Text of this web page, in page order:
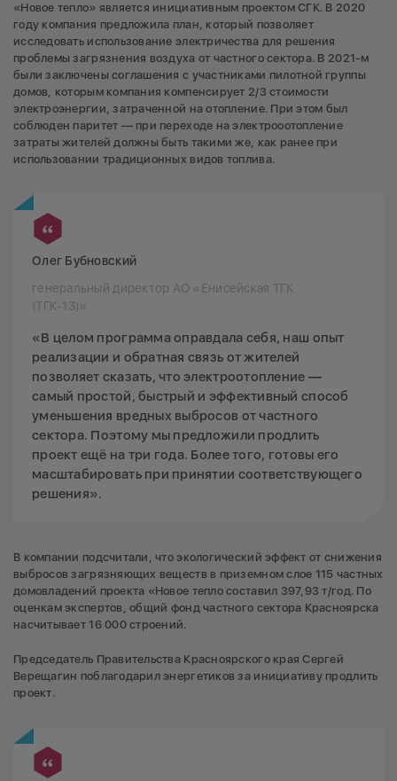
«Новое тепло» является инициативным проектом СГК. В 2020
году компания предложила план, который позволяет
исследовать использование электричества для решения
проблемы загрязнения воздуха от частного сектора. В 2021-м
были заключены соглашения с участниками пилотной группы
домов, которым компания компенсирует 2/3 стоимости
электроэнергии, затраченной на отопление. При этом был
соблюден паритет — при переходе на электрооотопление
затраты жителей должны быть такими же, как ранее при
использовании традиционных видов топлива.
Олег Бубновский
генеральный директор АО «Енисейская ТГК
(ТГК-13)»
«В целом программа оправдала себя, наш опыт
реализации и обратная связь от жителей
позволяет сказать, что электроотопление —
самый простой, быстрый и эффективный способ
уменьшения вредных выбросов от частного
сектора. Поэтому мы предложили продлить
проект ещё на три года. Более того, готовы его
масштабировать при принятии соответствующего
решения».
В компании подсчитали, что экологический эффект от снижения
выбросов загрязняющих веществ в приземном слое 115 частных
домовладений проекта «Новое тепло составил 397,93 т/год. По
оценкам экспертов, общий фонд частного сектора Красноярска
насчитывает 16 000 строений.
Председатель Правительства Красноярского края Сергей
Верещагин поблагодарил энергетиков за инициативу продлить
проект.